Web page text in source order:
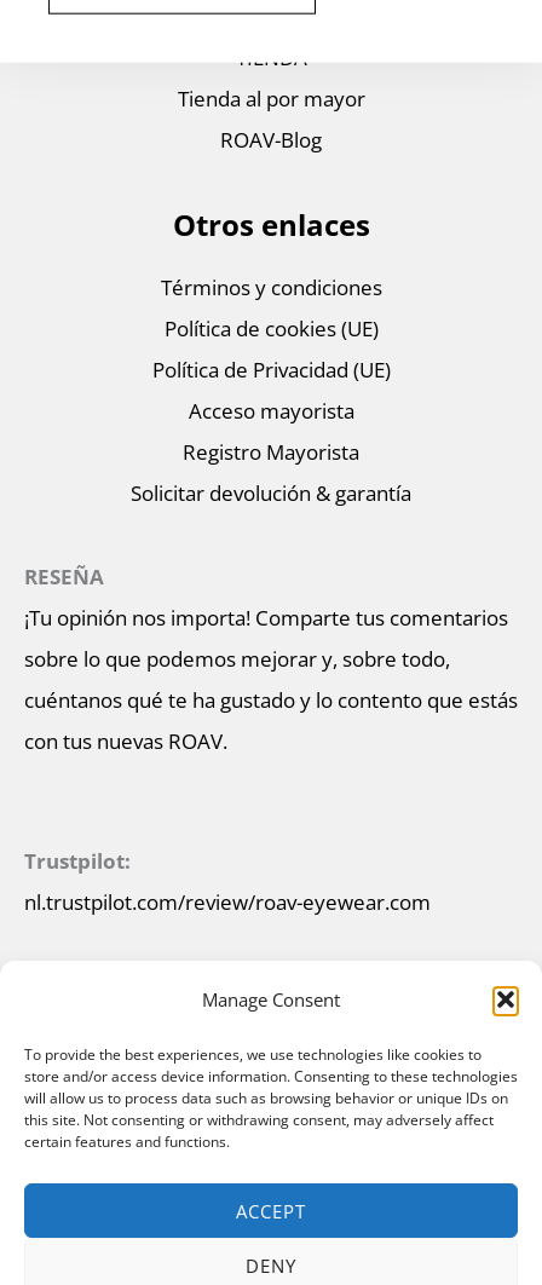
Manage Consent
To provide the best experiences, we use technologies like cookies to
store and/or access device information. Consenting to these technologies
will allow us to process data such as browsing behavior or unique IDs on
this site. Not consenting or withdrawing consent, may adversely affect
certain features and functions.
ACCEPT
DENY
ROAV Gafas de sol plegables
TIENDA
Tienda al por mayor
ROAV-Blog
Otros enlaces
Términos y condiciones
Política de cookies (UE)
Política de Privacidad (UE)
Acceso mayorista
Registro Mayorista
Solicitar devolución & garantía
RESEÑA
¡Tu opinión nos importa! Comparte tus comentarios
sobre lo que podemos mejorar y, sobre todo,
cuéntanos qué te ha gustado y lo contento que estás
con tus nuevas ROAV.
Trustpilot:
nl.trustpilot.com/review/roav-eyewear.com
Copyright © 2026 ROAV Gafas de sol plegables |